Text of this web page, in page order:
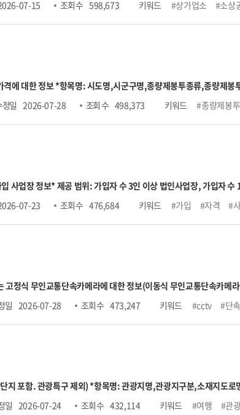
#/notice/267352041576902656
07-15 조회 수 598,673 키워드 #상가업소 #소상
격에 대한 정보 *항목명: 시도명,시군구명,종량제봉투종류,종량제
격,50ℓ가격,60ℓ가격,75ℓ가격,100ℓ가격,120ℓ가격,125ℓ가격,관
정일 2026-07-28 조회 수 498,373 키워드 #종량제봉
사업장 정보* 제공 범위: 가입자 수 3인 이상 법인사업장, 가입자
15일)까지 신고분 반영
○ 가입자 수 → 가입자 수(고지인원 수 포함)
■상한액 2022.7. ~ 2023.6. 5,530,000원 ■상한
■상한액 2026.7. ~ 2027.6. 6,590,000원○ 신규취득자수 → 납부재개 포함 ※전달 고지대상
07-23 조회 수 476,684 키워드 #가입 #자격 #
에 대한 정보(이동식 무인교통단속카메라는 제외) *항목명: 무인교통단속카메라 관리번호,시도
로명주소,소재지지번주소,위도,경도,설치장소,단속구분,제한속도,
일 2026-07-28 조회 수 473,247 키워드 #cctv #단
지 포함. 관광특구 제외) *항목명: 관광지명,관광지구분,소재지도
,지원시설정보,지정일자,수용인원수,주차가능수,관광지소개,관리
일 2026-07-24 조회 수 432,114 키워드 #여행 #관